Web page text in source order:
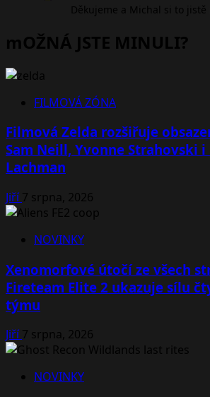
Děkujeme a Michal si to
mOŽNÁ JSTE MINULI?
FILMOVÁ ZÓNA
Filmová Zelda rozšiřuje
Sam Neill, Yvonne Strahovski i
Lachman
Jiří7 srpna, 2026
NOVINKY
Xenomorfové útočí ze všech
Fireteam Elite 2 ukazuje sílu
týmu
Jiří7 srpna, 2026
NOVINKY